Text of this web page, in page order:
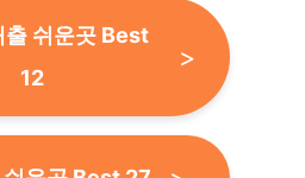
출 쉬운곳 Best
12